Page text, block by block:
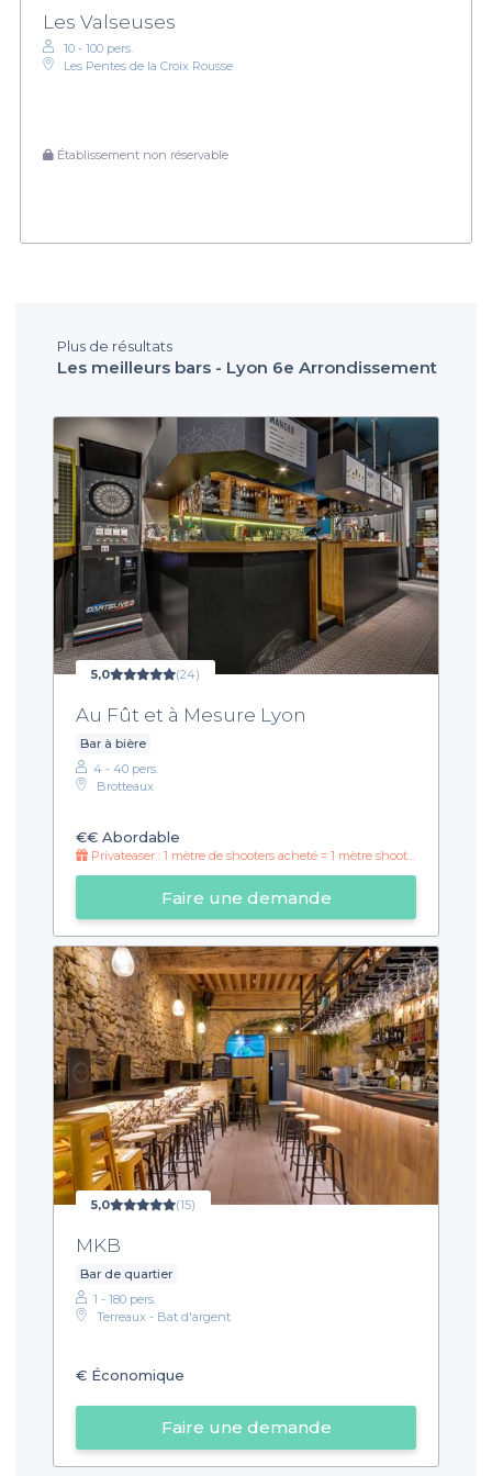
Les Valseuses
10 - 100 pers.
Les Pentes de la Croix Rousse
Établissement non réservable
Plus de résultats
Les meilleurs bars - Lyon 6e Arrondissement
5,0 (24)
Au Fût et à Mesure Lyon
Bar à bière
4 - 40 pers.
Brotteaux
€€ Abordable
Privateaser : 1 mètre de shooters acheté = 1 mètre shooters offert toutes les 30 minutes !
Faire une demande
5,0 (15)
MKB
Bar de quartier
1 - 180 pers.
Terreaux - Bat d'argent
€ Économique
Faire une demande